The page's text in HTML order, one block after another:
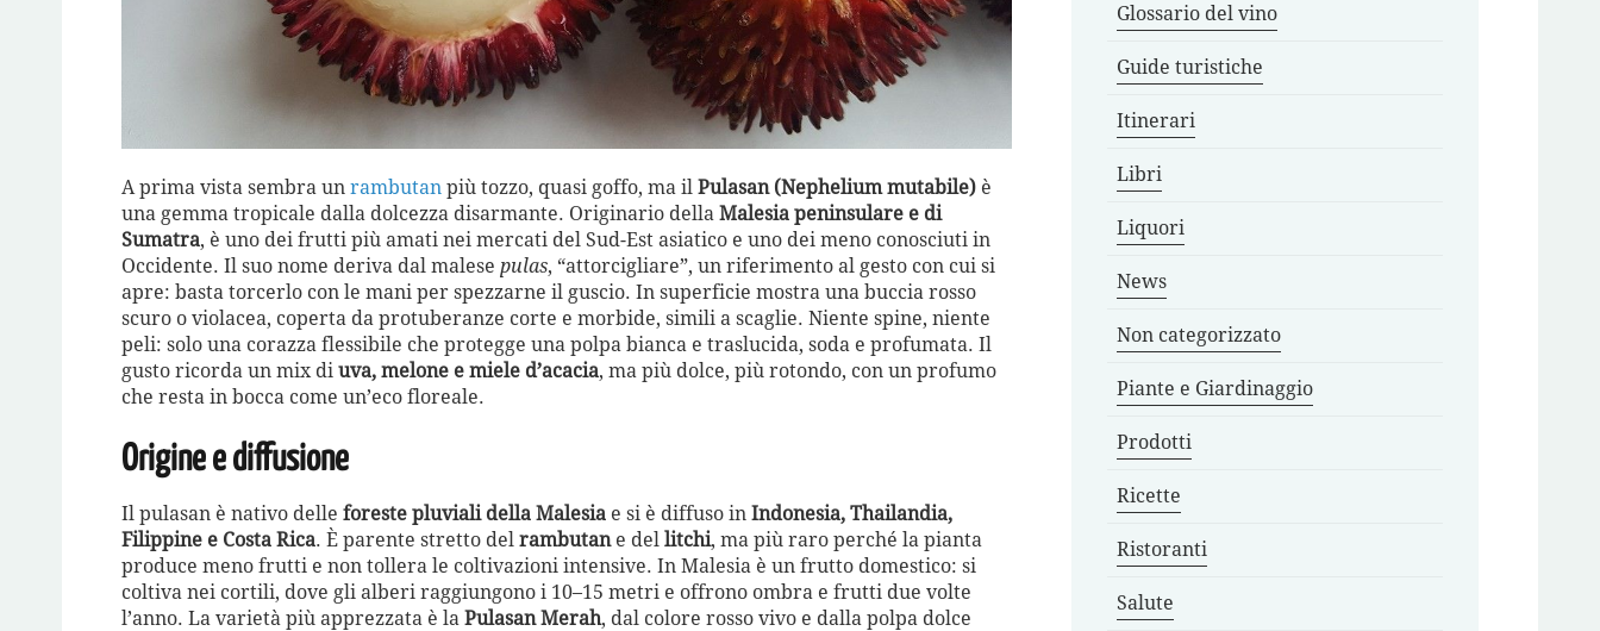
A prima vista sembra un rambutan più tozzo, quasi goffo, ma il Pulasan (Nephelium mutabile) è
una gemma tropicale dalla dolcezza disarmante. Originario della Malesia peninsulare e di
Sumatra, è uno dei frutti più amati nei mercati del Sud-Est asiatico e uno dei meno conosciuti in
Occidente. Il suo nome deriva dal malese pulas, “attorcigliare”, un riferimento al gesto con cui si
apre: basta torcerlo con le mani per spezzarne il guscio. In superficie mostra una buccia rosso
scuro o violacea, coperta da protuberanze corte e morbide, simili a scaglie. Niente spine, niente
peli: solo una corazza flessibile che protegge una polpa bianca e traslucida, soda e profumata. Il
gusto ricorda un mix di uva, melone e miele d’acacia, ma più dolce, più rotondo, con un profumo
che resta in bocca come un’eco floreale.
Origine e diffusione
Il pulasan è nativo delle foreste pluviali della Malesia e si è diffuso in Indonesia, Thailandia,
Filippine e Costa Rica. È parente stretto del rambutane del litchi, ma più raro perché la pianta
produce meno frutti e non tollera le coltivazioni intensive. In Malesia è un frutto domestico: si
coltiva nei cortili, dove gli alberi raggiungono i 10–15 metri e offrono ombra e frutti due volte
l’anno. La varietà più apprezzata è la Pulasan Merah, dal colore rosso vivo e dalla polpa dolce
Glossario del vino
Guide turistiche
Itinerari
Libri
Liquori
News
Non categorizzato
Piante e Giardinaggio
Prodotti
Ricette
Ristoranti
Salute